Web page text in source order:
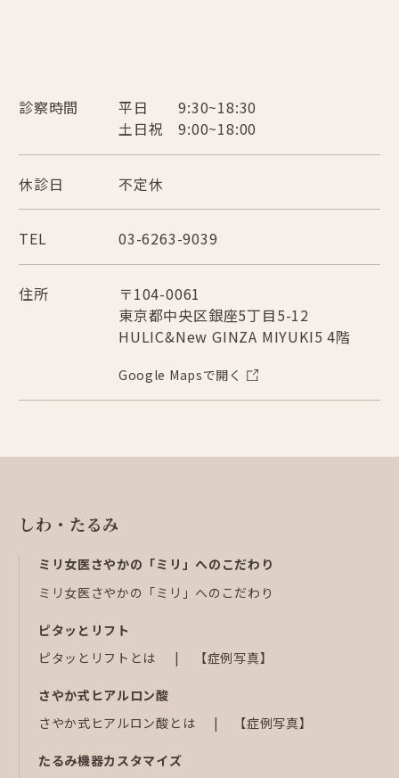
診察時間
平日 9:30~18:30
土日祝 9:00~18:00
休診日 不定休
TEL 03-6263-9039
住所
〒104-0061
東京都中央区銀座5丁目5-12
HULIC&New GINZA MIYUKI5 4階
Google Mapsで開く
しわ・たるみ
ミリ女医さやかの「ミリ」へのこだわり
ミリ女医さやかの「ミリ」へのこだわり
ピタッとリフト
ピタッとリフトとは
【症例写真】
さやか式ヒアルロン酸
さやか式ヒアルロン酸とは
【症例写真】
たるみ機器カスタマイズ